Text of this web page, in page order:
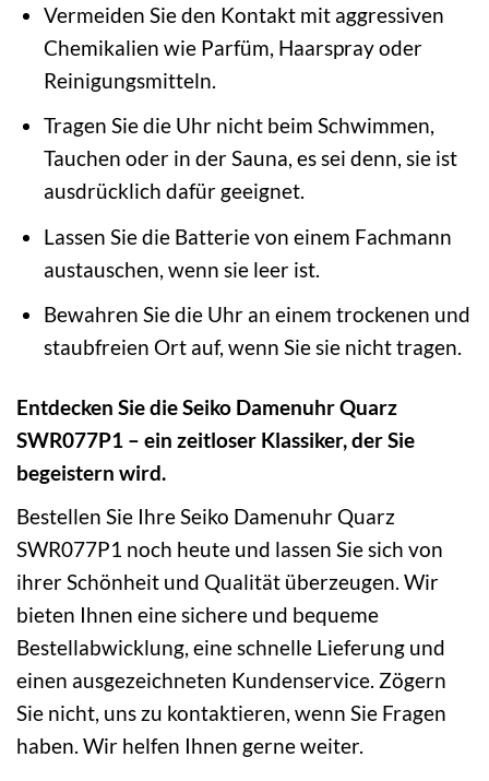
Vermeiden Sie den Kontakt mit aggressiven
Chemikalien wie Parfüm, Haarspray oder
Reinigungsmitteln.
Tragen Sie die Uhr nicht beim Schwimmen,
Tauchen oder in der Sauna, es sei denn, sie ist
ausdrücklich dafür geeignet.
Lassen Sie die Batterie von einem Fachmann
austauschen, wenn sie leer ist.
Bewahren Sie die Uhr an einem trockenen und
staubfreien Ort auf, wenn Sie sie nicht tragen.
Entdecken Sie die Seiko Damenuhr Quarz
SWR077P1 – ein zeitloser Klassiker, der Sie
begeistern wird.
Bestellen Sie Ihre Seiko Damenuhr Quarz
SWR077P1 noch heute und lassen Sie sich von
ihrer Schönheit und Qualität überzeugen. Wir
bieten Ihnen eine sichere und bequeme
Bestellabwicklung, eine schnelle Lieferung und
einen ausgezeichneten Kundenservice. Zögern
Sie nicht, uns zu kontaktieren, wenn Sie Fragen
haben. Wir helfen Ihnen gerne weiter.